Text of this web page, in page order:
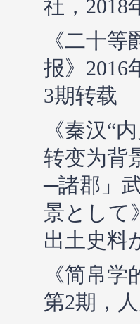
社，2018
《二十
报》2016
3期转载
《秦汉“
转变为背
─諸郡」
景として
出土史料
《简帛
第2期，